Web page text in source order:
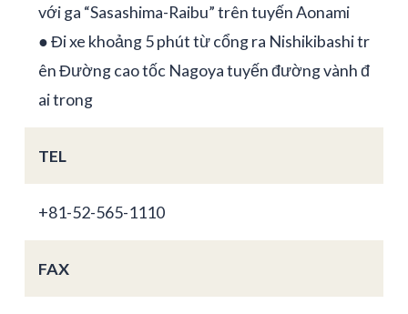
với ga “Sasashima-Raibu” trên tuyến Aonami
● Đi xe khoảng 5 phút từ cổng ra Nishikibashi tr
ên Đường cao tốc Nagoya tuyến đường vành đ
ai trong
TEL
+81-52-565-1110
FAX